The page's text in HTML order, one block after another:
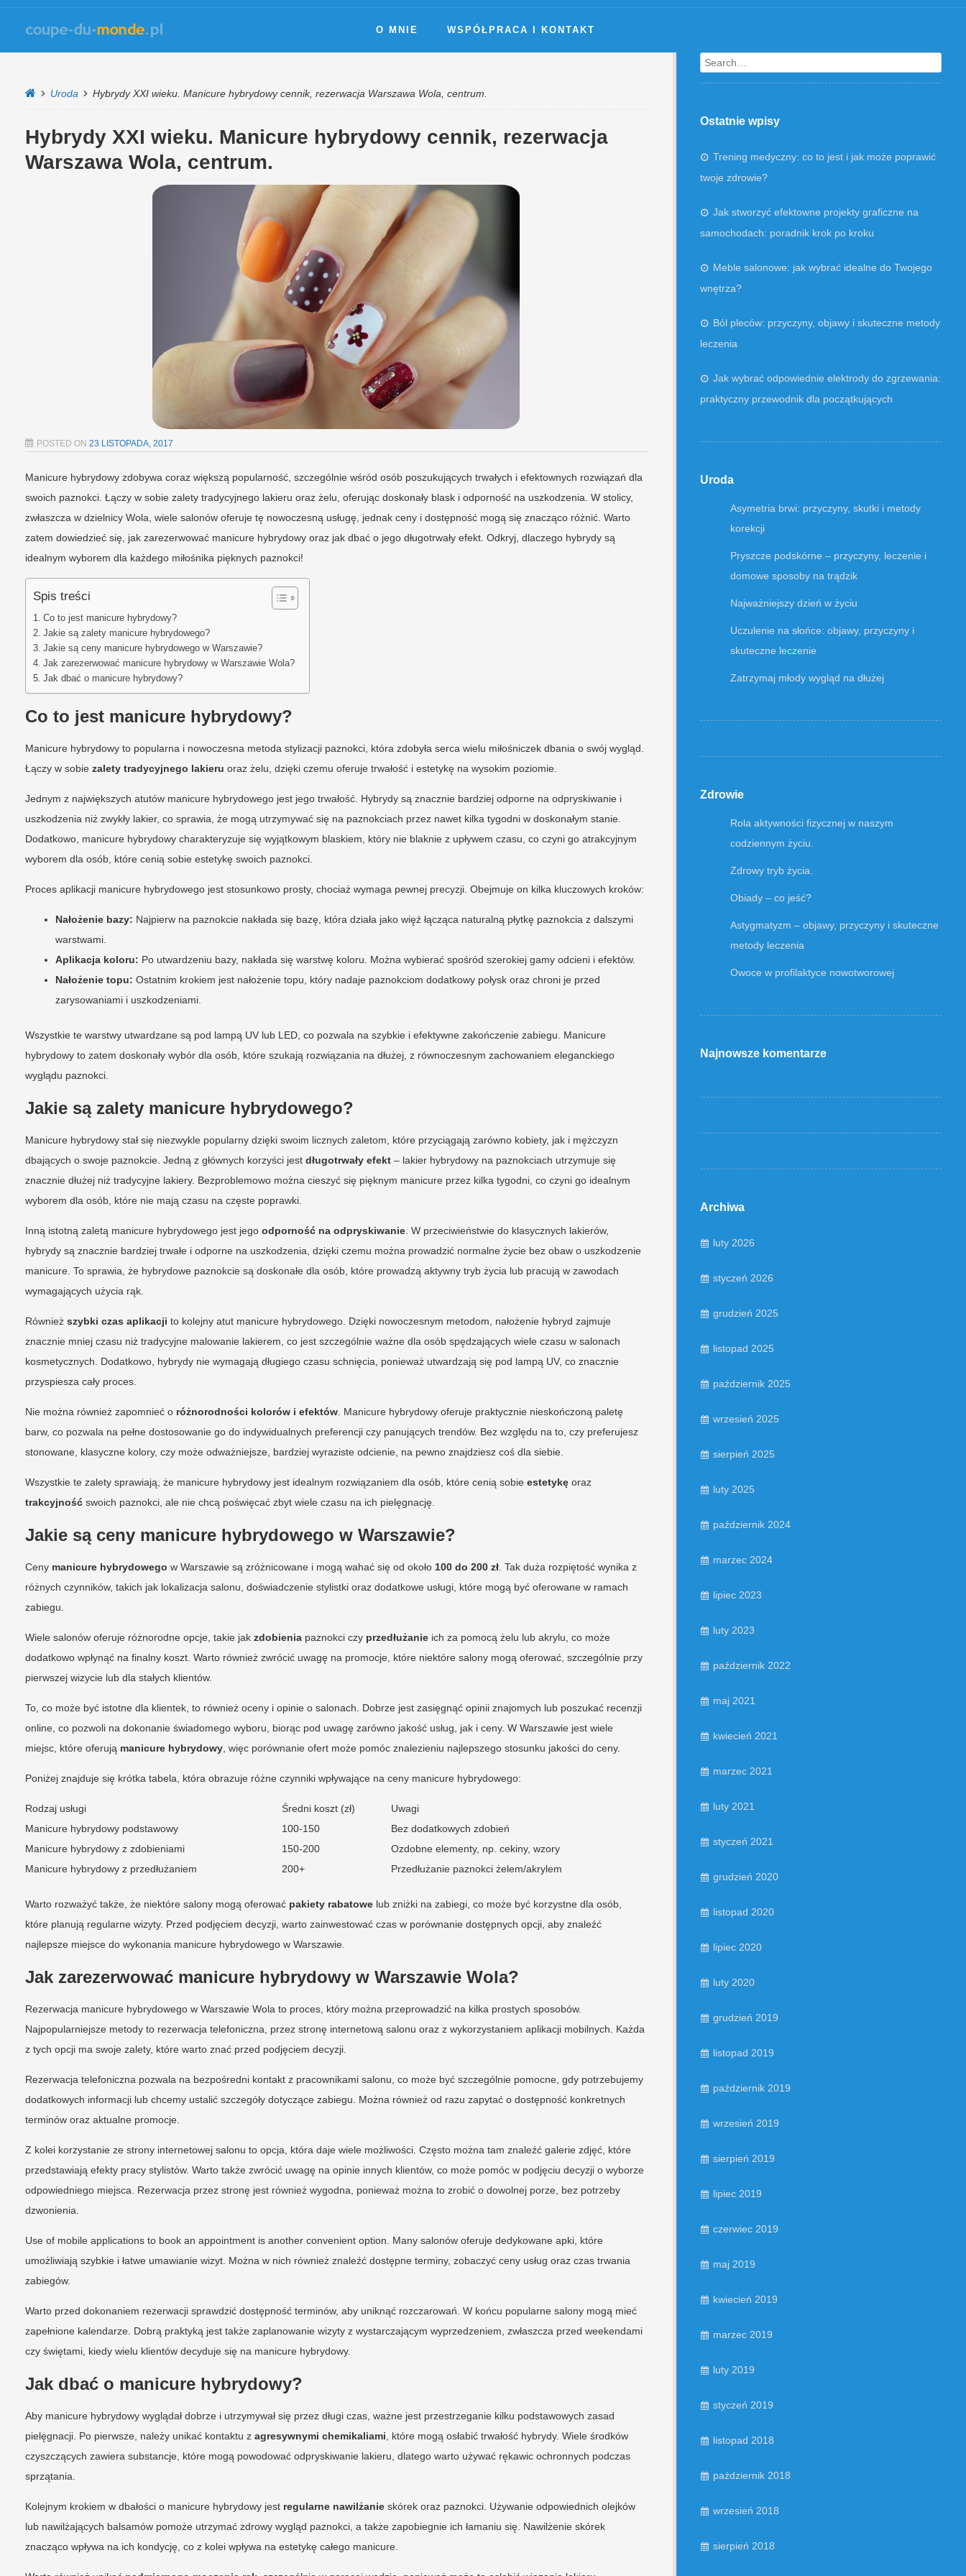
O MNIE WSPÓŁPRACA I KONTAKT
Uroda Hybrydy XXI wieku. Manicure hybrydowy cennik, rezerwacja Warszawa Wola, centrum.
Hybrydy XXI wieku. Manicure hybrydowy cennik, rezerwacja
Warszawa Wola, centrum.
POSTED ON 23 LISTOPADA, 2017
Manicure hybrydowy zdobywa coraz większą popularność, szczególnie wśród osób poszukujących trwałych i efektownych rozwiązań dla
swoich paznokci. Łączy w sobie zalety tradycyjnego lakieru oraz żelu, oferując doskonały blask i odporność na uszkodzenia. W stolicy,
zwłaszcza w dzielnicy Wola, wiele salonów oferuje tę nowoczesną usługę, jednak ceny i dostępność mogą się znacząco różnić. Warto
zatem dowiedzieć się, jak zarezerwować manicure hybrydowy oraz jak dbać o jego długotrwały efekt. Odkryj, dlaczego hybrydy są
idealnym wyborem dla każdego miłośnika pięknych paznokci!
Spis treści
Co to jest manicure hybrydowy?
Jakie są zalety manicure hybrydowego?
Jakie są ceny manicure hybrydowego w Warszawie?
Jak zarezerwować manicure hybrydowy w Warszawie Wola?
Jak dbać o manicure hybrydowy?
Co to jest manicure hybrydowy?
Manicure hybrydowy to popularna i nowoczesna metoda stylizacji paznokci, która zdobyła serca wielu miłośniczek dbania o swój wygląd.
Łączy w sobie zalety tradycyjnego lakieru oraz żelu, dzięki czemu oferuje trwałość i estetykę na wysokim poziomie.
Jednym z największych atutów manicure hybrydowego jest jego trwałość. Hybrydy są znacznie bardziej odporne na odpryskiwanie i
uszkodzenia niż zwykły lakier, co sprawia, że mogą utrzymywać się na paznokciach przez nawet kilka tygodni w doskonałym stanie.
Dodatkowo, manicure hybrydowy charakteryzuje się wyjątkowym blaskiem, który nie blaknie z upływem czasu, co czyni go atrakcyjnym
wyborem dla osób, które cenią sobie estetykę swoich paznokci.
Proces aplikacji manicure hybrydowego jest stosunkowo prosty, chociaż wymaga pewnej precyzji. Obejmuje on kilka kluczowych kroków:
Nałożenie bazy: Najpierw na paznokcie nakłada się bazę, która działa jako więź łącząca naturalną płytkę paznokcia z dalszymi
warstwami.
Aplikacja koloru: Po utwardzeniu bazy, nakłada się warstwę koloru. Można wybierać spośród szerokiej gamy odcieni i efektów.
Nałożenie topu: Ostatnim krokiem jest nałożenie topu, który nadaje paznokciom dodatkowy połysk oraz chroni je przed
zarysowaniami i uszkodzeniami.
Wszystkie te warstwy utwardzane są pod lampą UV lub LED, co pozwala na szybkie i efektywne zakończenie zabiegu. Manicure
hybrydowy to zatem doskonały wybór dla osób, które szukają rozwiązania na dłużej, z równoczesnym zachowaniem eleganckiego
wyglądu paznokci.
Jakie są zalety manicure hybrydowego?
Manicure hybrydowy stał się niezwykle popularny dzięki swoim licznych zaletom, które przyciągają zarówno kobiety, jak i mężczyzn
dbających o swoje paznokcie. Jedną z głównych korzyści jest długotrwały efekt – lakier hybrydowy na paznokciach utrzymuje się
znacznie dłużej niż tradycyjne lakiery. Bezproblemowo można cieszyć się pięknym manicure przez kilka tygodni, co czyni go idealnym
wyborem dla osób, które nie mają czasu na częste poprawki.
Inną istotną zaletą manicure hybrydowego jest jego odporność na odpryskiwanie . W przeciwieństwie do klasycznych lakierów,
hybrydy są znacznie bardziej trwałe i odporne na uszkodzenia, dzięki czemu można prowadzić normalne życie bez obaw o uszkodzenie
manicure. To sprawia, że hybrydowe paznokcie są doskonałe dla osób, które prowadzą aktywny tryb życia lub pracują w zawodach
wymagających użycia rąk.
Również szybki czas aplikacji to kolejny atut manicure hybrydowego. Dzięki nowoczesnym metodom, nałożenie hybryd zajmuje
znacznie mniej czasu niż tradycyjne malowanie lakierem, co jest szczególnie ważne dla osób spędzających wiele czasu w salonach
kosmetycznych. Dodatkowo, hybrydy nie wymagają długiego czasu schnięcia, ponieważ utwardzają się pod lampą UV, co znacznie
przyspiesza cały proces.
Nie można również zapomnieć o różnorodności kolorów i efektów . Manicure hybrydowy oferuje praktycznie nieskończoną paletę
barw, co pozwala na pełne dostosowanie go do indywidualnych preferencji czy panujących trendów. Bez względu na to, czy preferujesz
stonowane, klasyczne kolory, czy może odważniejsze, bardziej wyraziste odcienie, na pewno znajdziesz coś dla siebie.
Wszystkie te zalety sprawiają, że manicure hybrydowy jest idealnym rozwiązaniem dla osób, które cenią sobie estetykę oraz
trakcyjność swoich paznokci, ale nie chcą poświęcać zbyt wiele czasu na ich pielęgnację.
Jakie są ceny manicure hybrydowego w Warszawie?
Ceny manicure hybrydowego w Warszawie są zróżnicowane i mogą wahać się od około 100 do 200 zł . Tak duża rozpiętość wynika z
różnych czynników, takich jak lokalizacja salonu, doświadczenie stylistki oraz dodatkowe usługi, które mogą być oferowane w ramach
zabiegu.
Wiele salonów oferuje różnorodne opcje, takie jak zdobienia paznokci czy przedłużanie ich za pomocą żelu lub akrylu, co może
dodatkowo wpłynąć na finalny koszt. Warto również zwrócić uwagę na promocje, które niektóre salony mogą oferować, szczególnie przy
pierwszej wizycie lub dla stałych klientów.
To, co może być istotne dla klientek, to również oceny i opinie o salonach. Dobrze jest zasięgnąć opinii znajomych lub poszukać recenzji
online, co pozwoli na dokonanie świadomego wyboru, biorąc pod uwagę zarówno jakość usług, jak i ceny. W Warszawie jest wiele
miejsc, które oferują manicure hybrydowy , więc porównanie ofert może pomóc znalezieniu najlepszego stosunku jakości do ceny.
Poniżej znajduje się krótka tabela, która obrazuje różne czynniki wpływające na ceny manicure hybrydowego:
Rodzaj usługi Średni koszt (zł)
Uwagi
Manicure hybrydowy podstawowy
100-150
Bez dodatkowych zdobień
Manicure hybrydowy z zdobieniami
150-200
Ozdobne elementy, np. cekiny, wzory
Manicure hybrydowy z przedłużaniem
200+ Przedłużanie paznokci żelem/akrylem
Warto rozważyć także, że niektóre salony mogą oferować pakiety rabatowe lub zniżki na zabiegi, co może być korzystne dla osób,
które planują regularne wizyty. Przed podjęciem decyzji, warto zainwestować czas w porównanie dostępnych opcji, aby znaleźć
najlepsze miejsce do wykonania manicure hybrydowego w Warszawie.
Jak zarezerwować manicure hybrydowy w Warszawie Wola?
Rezerwacja manicure hybrydowego w Warszawie Wola to proces, który można przeprowadzić na kilka prostych sposobów.
Najpopularniejsze metody to rezerwacja telefoniczna, przez stronę internetową salonu oraz z wykorzystaniem aplikacji mobilnych. Każda
z tych opcji ma swoje zalety, które warto znać przed podjęciem decyzji.
Rezerwacja telefoniczna pozwala na bezpośredni kontakt z pracownikami salonu, co może być szczególnie pomocne, gdy potrzebujemy
dodatkowych informacji lub chcemy ustalić szczegóły dotyczące zabiegu. Można również od razu zapytać o dostępność konkretnych
terminów oraz aktualne promocje.
Z kolei korzystanie ze strony internetowej salonu to opcja, która daje wiele możliwości. Często można tam znaleźć galerie zdjęć, które
przedstawiają efekty pracy stylistów. Warto także zwrócić uwagę na opinie innych klientów, co może pomóc w podjęciu decyzji o wyborze
odpowiedniego miejsca. Rezerwacja przez stronę jest również wygodna, ponieważ można to zrobić o dowolnej porze, bez potrzeby
dzwonienia.
Use of mobile applications to book an appointment is another convenient option. Many salonów oferuje dedykowane apki, które
umożliwiają szybkie i łatwe umawianie wizyt. Można w nich również znaleźć dostępne terminy, zobaczyć ceny usług oraz czas trwania
zabiegów.
Warto przed dokonaniem rezerwacji sprawdzić dostępność terminów, aby uniknąć rozczarowań. W końcu popularne salony mogą mieć
zapełnione kalendarze. Dobrą praktyką jest także zaplanowanie wizyty z wystarczającym wyprzedzeniem, zwłaszcza przed weekendami
czy świętami, kiedy wielu klientów decyduje się na manicure hybrydowy.
Jak dbać o manicure hybrydowy?
Aby manicure hybrydowy wyglądał dobrze i utrzymywał się przez długi czas, ważne jest przestrzeganie kilku podstawowych zasad
pielęgnacji. Po pierwsze, należy unikać kontaktu z agresywnymi chemikaliami , które mogą osłabić trwałość hybrydy. Wiele środków
czyszczących zawiera substancje, które mogą powodować odpryskiwanie lakieru, dlatego warto używać rękawic ochronnych podczas
sprzątania.
Kolejnym krokiem w dbałości o manicure hybrydowy jest regularne nawilżanie skórek oraz paznokci. Używanie odpowiednich olejków
lub nawilżających balsamów pomoże utrzymać zdrowy wygląd paznokci, a także zapobiegnie ich łamaniu się. Nawilżenie skórek
znacząco wpływa na ich kondycję, co z kolei wpływa na estetykę całego manicure.
Search
Ostatnie wpisy
Trening medyczny: co to jest i jak może poprawić
twoje zdrowie?
Jak stworzyć efektowne projekty graficzne na
samochodach: poradnik krok po kroku
Meble salonowe: jak wybrać idealne do Twojego
wnętrza?
Ból pleców: przyczyny, objawy i skuteczne metody
leczenia
Jak wybrać odpowiednie elektrody do zgrzewania:
praktyczny przewodnik dla początkujących
Uroda
Asymetria brwi: przyczyny, skutki i metody
korekcji
Pryszcze podskórne – przyczyny, leczenie i
domowe sposoby na trądzik
Najważniejszy dzień w życiu
Uczulenie na słońce: objawy, przyczyny i
skuteczne leczenie
Zatrzymaj młody wygląd na dłużej
Zdrowie
Rola aktywności fizycznej w naszym
codziennym życiu.
Zdrowy tryb życia.
Obiady – co jeść?
Astygmatyzm – objawy, przyczyny i skuteczne
metody leczenia
Owoce w profilaktyce nowotworowej
Najnowsze komentarze
Archiwa
luty 2026
styczeń 2026
grudzień 2025
listopad 2025
październik 2025
wrzesień 2025
sierpień 2025
luty 2025
październik 2024
marzec 2024
lipiec 2023
luty 2023
październik 2022
maj 2021
kwiecień 2021
marzec 2021
luty 2021
styczeń 2021
grudzień 2020
listopad 2020
lipiec 2020
luty 2020
grudzień 2019
listopad 2019
październik 2019
wrzesień 2019
sierpień 2019
lipiec 2019
czerwiec 2019
maj 2019
kwiecień 2019
marzec 2019
luty 2019
styczeń 2019
listopad 2018
październik 2018
wrzesień 2018
sierpień 2018